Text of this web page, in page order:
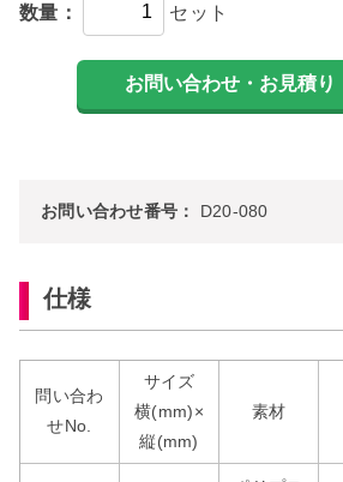
数量： セット
お問い合わせ番号： D20-080
仕様
問い合わ
せNo.
サイズ
横(mm)×
縦(mm)
素材